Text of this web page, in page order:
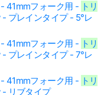
41mmフォーク用 - トリ
- プレインタイプ - 5°レ
41mmフォーク用 - トリ
- プレインタイプ - 7°レ
41mmフォーク用 - トリ
- リブタイプ